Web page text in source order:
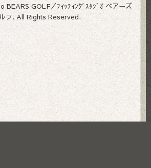
BEARS GOLF／ﾌｨｯﾃｨﾝｸﾞｽﾀｼﾞｵ ベアーズ
フ. All Rights Reserved.